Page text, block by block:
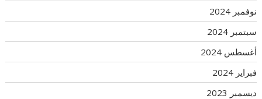
نوفمبر 2024
سبتمبر 2024
أغسطس 2024
فبراير 2024
ديسمبر 2023